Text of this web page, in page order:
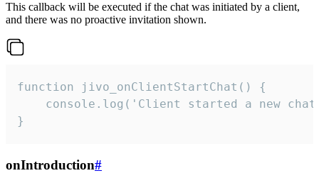
This callback will be executed if the chat was initiated by a client,
and there was no proactive invitation shown.
function jivo_onClientStartChat() {
console.log('Client started a new
}
onIntroduction#